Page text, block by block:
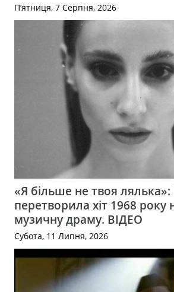
П’ятниця, 7 Серпня, 2026
«Я більше не твоя
перетворила хіт 1968 року
музичну драму. ВІДЕО
Субота, 11 Липня, 2026